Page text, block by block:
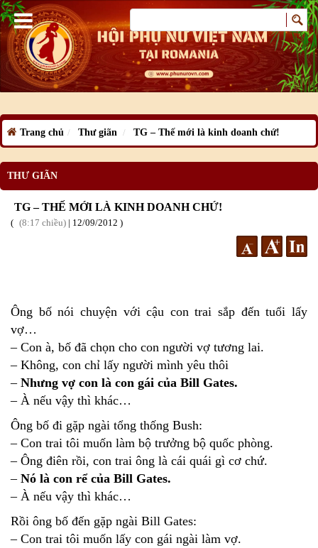
Trang chủ Thư giãn TG – Thế mới là kinh doanh chứ!
THƯ GIÃN
TG – THẾ MỚI LÀ KINH DOANH CHỨ!
8:17 chiều | 12/09/2012
Ông bố nói chuyện với cậu con trai sắp đến tuổi lấy
vợ…
– Con à, bố đã chọn cho con người vợ tương lai.
– Không, con chỉ lấy người mình yêu thôi
– Nhưng vợ con là con gái của Bill Gates.
– À nếu vậy thì khác…
Ông bố đi gặp ngài tổng thống Bush:
– Con trai tôi muốn làm bộ trưởng bộ quốc phòng.
– Ông điên rồi, con trai ông là cái quái gì cơ chứ.
– Nó là con rể của Bill Gates.
– À nếu vậy thì khác…
Rồi ông bố đến gặp ngài Bill Gates:
– Con trai tôi muốn lấy con gái ngài làm vợ.